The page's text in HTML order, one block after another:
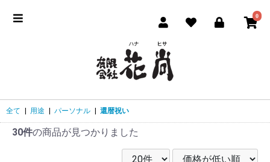
0
全て 用途 パーソナル 還暦祝い
30件の商品が見つかりました